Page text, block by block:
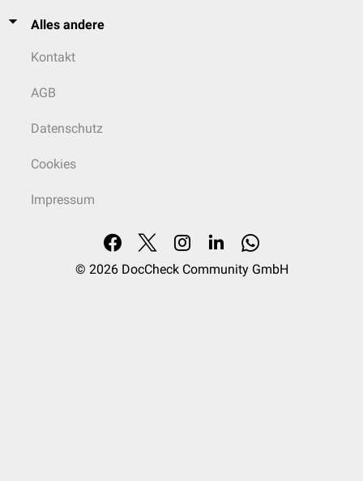
Alles andere
Kontakt
AGB
Datenschutz
Cookies
Impressum
© 2026 DocCheck Community GmbH